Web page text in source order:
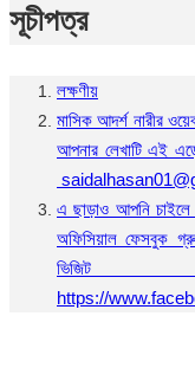
সূচীপত্র
লক্ষণীয়
মাসিক আদর্শ নারীর
আপনার লেখাটি এই
এ ছাড়াও আপনি চাইলে
অফিসিয়াল ফেসবুক
https://